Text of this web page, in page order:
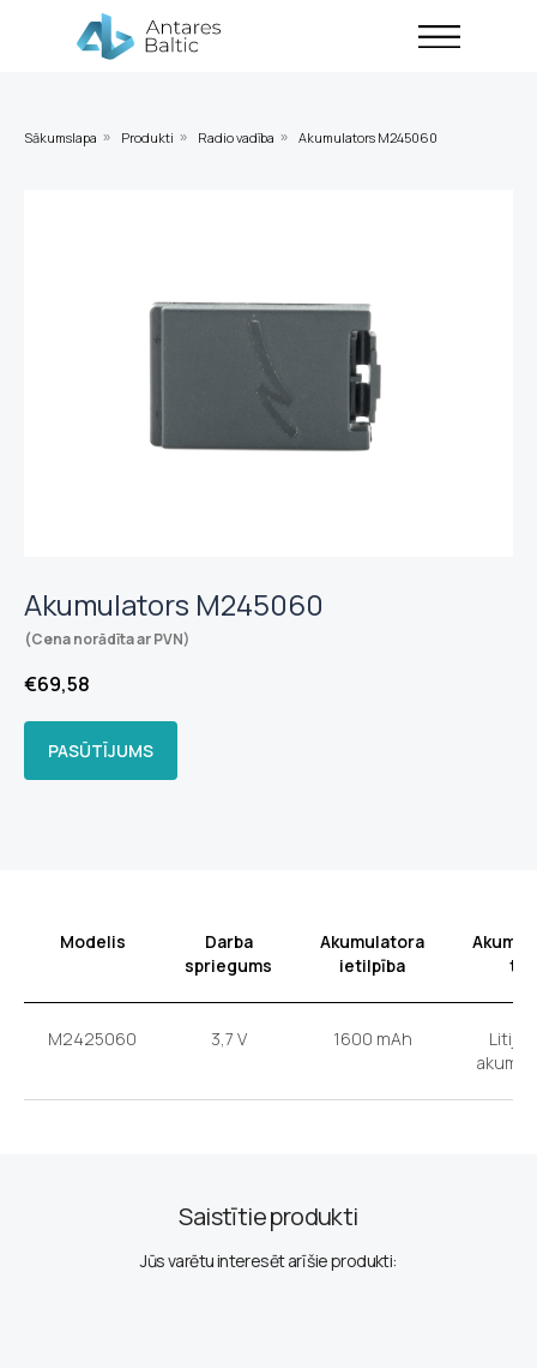
Sākumslapa » Produkti » Radio vadība » Akumulators M245060
Akumulators M245060
(Cena norādīta ar PVN)
€69,58
PASŪTĪJUMS
Modelis
Darba
spriegums
Akumulatora
ietilpība
M2425060 3,7 V 1600 mAh
Litija
Jūs varētu interesēt arī šie produkti:
Saistītie produkti